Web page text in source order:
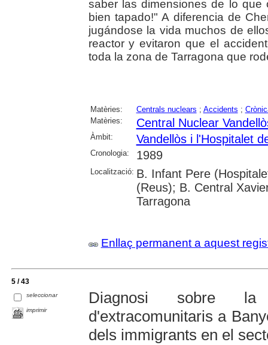
saber las dimensiones de lo que
bien tapado!" A diferencia de
jugándose la vida muchos de
reactor y evitaron que el
toda la zona de Tarragona que
Matèries: Centrals nuclears ; Accidents ;
Matèries:
Central Nuclear
Àmbit: Vandellòs i l'Hospitalet
Cronologia: 1989
Localització: B. Infant Pere
(Reus); B. Central
Tarragona
Enllaç permanent a aquest
5 / 43
seleccionar
imprimir
Diagnosi sobre
d'extracomunitaris a
dels immigrants en el